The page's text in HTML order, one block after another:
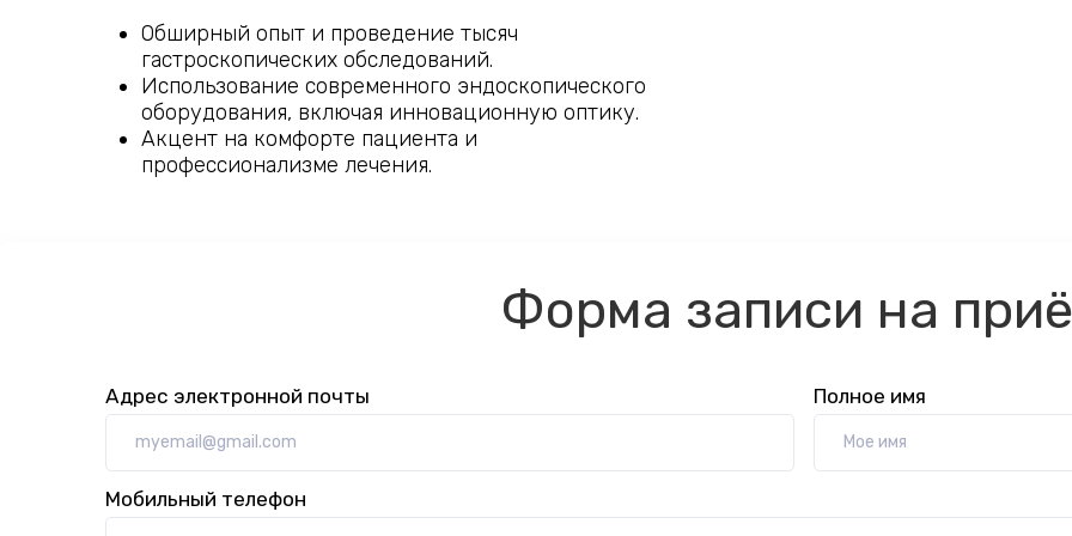
Обширный опыт и проведение тысяч
гастроскопических обследований.
Использование современного эндоскопического
оборудования, включая инновационную оптику.
Акцент на комфорте пациента и
профессионализме лечения.
Форма записи на
Полное имя
Адрес электронной почты
Мобильный телефон